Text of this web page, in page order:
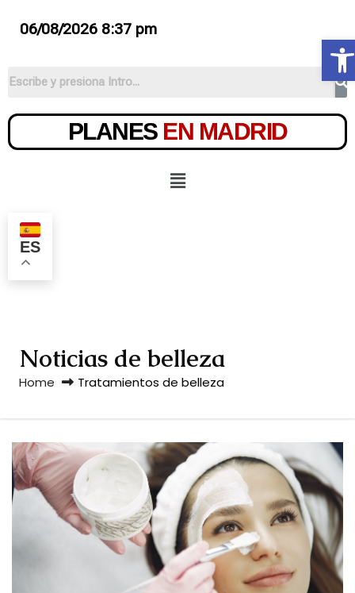
06/08/2026 8:37 pm
PLANES EN MADRID
ES
Noticias de belleza
Home Tratamientos de belleza